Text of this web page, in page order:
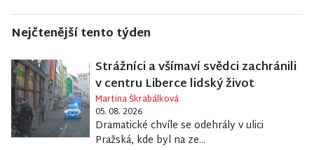
Nejčtenější tento týden
Strážníci a všímaví svědci zachránili
v centru Liberce lidský život
Martina Škrabálková
05. 08. 2026
Dramatické chvíle se odehrály v ulici
Pražská, kde byl na ze...